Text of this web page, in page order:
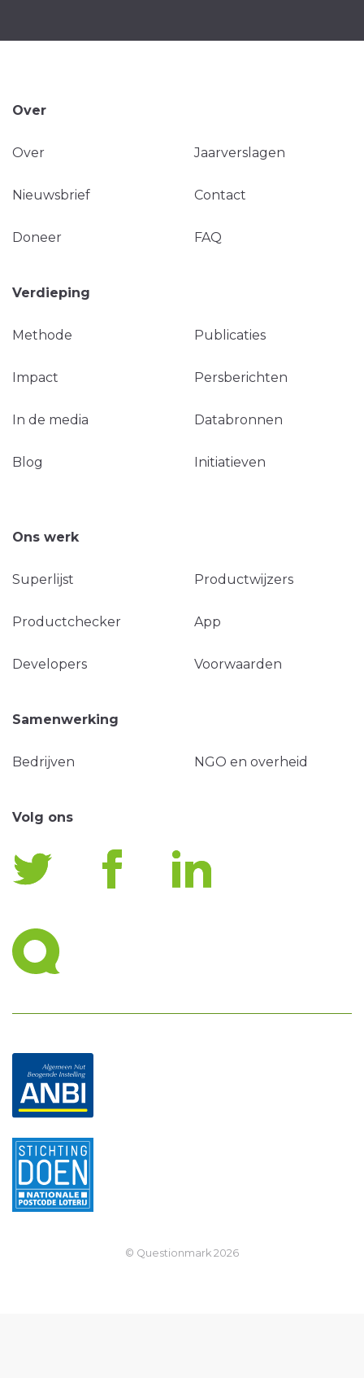
Over
Over Jaarverslagen
Nieuwsbrief Contact
Doneer FAQ
Verdieping
Methode Publicaties
Impact Persberichten
In de media Databronnen
Blog Initiatieven
Ons werk
Superlijst Productwijzers
Productchecker App
Developers Voorwaarden
Samenwerking
Bedrijven NGO en overheid
Volg ons
© Questionmark 2026